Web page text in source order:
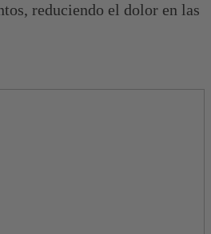
reduciendo el dolor en las